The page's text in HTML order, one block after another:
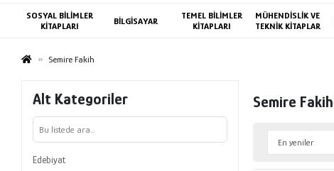
SOSYAL BİLİMLER
KİTAPLARI
BİLGİSAYAR
TEMEL BİLİMLER
KİTAPLARI
MÜHENDİSLİK VE
TEKNİK KİTAPLAR
Semire Fakih
Alt Kategoriler
Edebiyat
Semire Fakih